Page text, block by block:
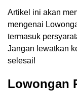
Artikel ini akan
mengenai
termasuk
Jangan lewatkan
selesai!
Lowongan